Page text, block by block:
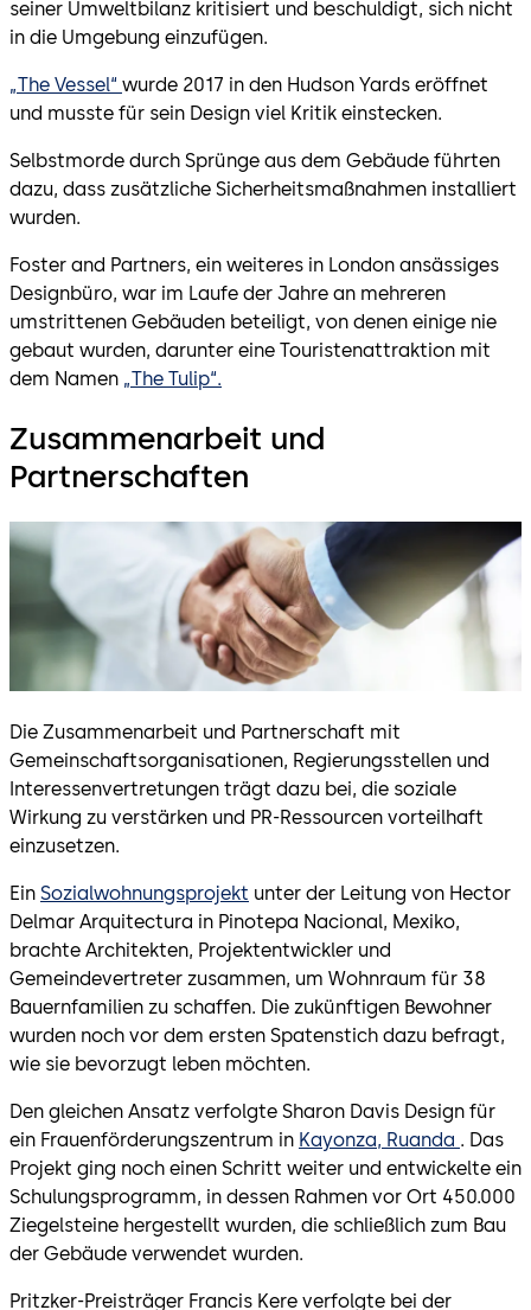
seiner Umweltbilanz kritisiert und beschuldigt, sich nicht
in die Umgebung einzufügen.
„The Vessel“ wurde 2017 in den Hudson Yards eröffnet
und musste für sein Design viel Kritik einstecken.
Selbstmorde durch Sprünge aus dem Gebäude führten
dazu, dass zusätzliche Sicherheitsmaßnahmen installiert
wurden.
Foster and Partners, ein weiteres in London ansässiges
Designbüro, war im Laufe der Jahre an mehreren
umstrittenen Gebäuden beteiligt, von denen einige nie
gebaut wurden, darunter eine Touristenattraktion mit
dem Namen „The Tulip“.
Zusammenarbeit und
Partnerschaften
Die Zusammenarbeit und Partnerschaft mit
Gemeinschaftsorganisationen, Regierungsstellen und
Interessenvertretungen trägt dazu bei, die soziale
Wirkung zu verstärken und PR-Ressourcen vorteilhaft
einzusetzen.
Ein Sozialwohnungsprojekt unter der Leitung von Hector
Delmar Arquitectura in Pinotepa Nacional, Mexiko,
brachte Architekten, Projektentwickler und
Gemeindevertreter zusammen, um Wohnraum für 38
Bauernfamilien zu schaffen. Die zukünftigen Bewohner
wurden noch vor dem ersten Spatenstich dazu befragt,
wie sie bevorzugt leben möchten.
Den gleichen Ansatz verfolgte Sharon Davis Design für
ein Frauenförderungszentrum in Kayonza, Ruanda . Das
Projekt ging noch einen Schritt weiter und entwickelte ein
Schulungsprogramm, in dessen Rahmen vor Ort 450.000
Ziegelsteine hergestellt wurden, die schließlich zum Bau
der Gebäude verwendet wurden.
Pritzker-Preisträger Francis Kere verfolgte bei der